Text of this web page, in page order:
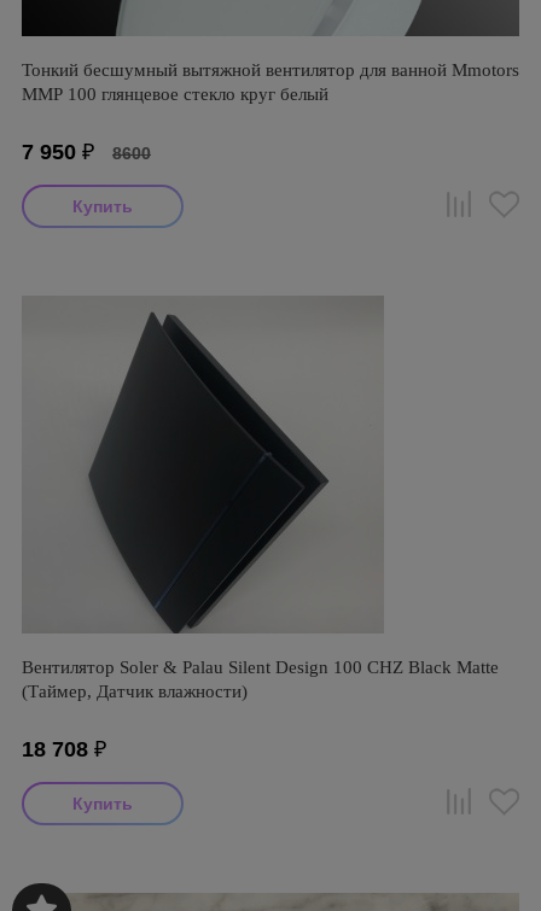
Тонкий бесшумный вытяжной вентилятор для ванной Mmotors
ММР 100 глянцевое стекло круг белый
7 950 ₽ 8600
Вентилятор Soler & Palau Silent Design 100 CHZ Black Matte
(Таймер, Датчик влажности)
18 708 ₽